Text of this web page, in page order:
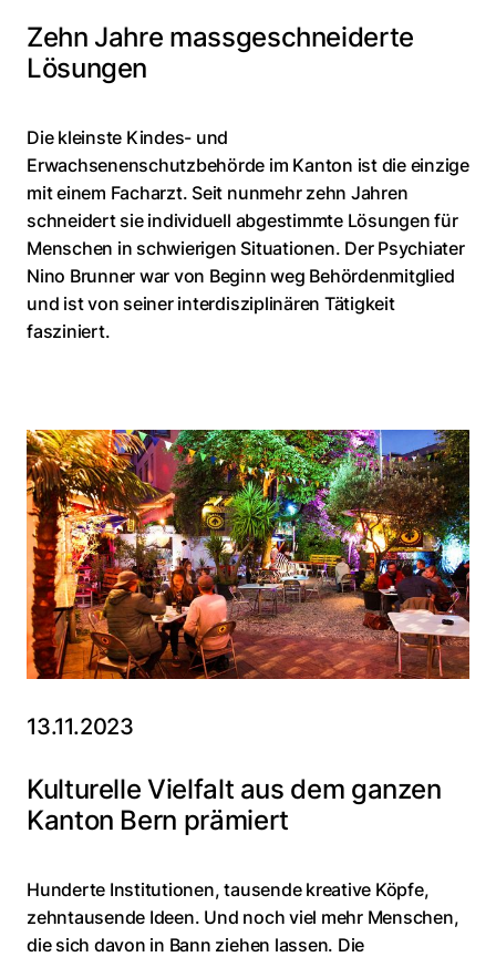
Zehn Jahre massgeschneiderte
Lösungen
Die kleinste Kindes- und
Erwachsenenschutzbehörde im Kanton ist die einzige
mit einem Facharzt. Seit nunmehr zehn Jahren
schneidert sie individuell abgestimmte Lösungen für
Menschen in schwierigen Situationen. Der Psychiater
Nino Brunner war von Beginn weg Behördenmitglied
und ist von seiner interdisziplinären Tätigkeit
fasziniert.
13.11.2023
Kulturelle Vielfalt aus dem ganzen
Kanton Bern prämiert
Hunderte Institutionen, tausende kreative Köpfe,
zehntausende Ideen. Und noch viel mehr Menschen,
die sich davon in Bann ziehen lassen. Die